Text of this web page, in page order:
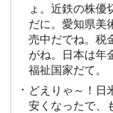
ょ。近鉄の株優
だに。愛知県美
売中だでね。税
がね。日本は年
福祉国家だて。
どえりゃ～！日
安くなったで、